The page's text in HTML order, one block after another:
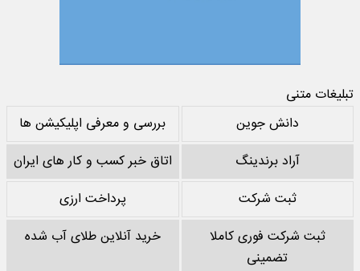
تبلیغات متنی
دانش جوین
بررسی و معرفی اپلیکیشن ها
آراد برندینگ
اتاق خبر کسب و کار های ایران
ثبت شرکت
پرداخت ارزی
ثبت شرکت فوری کاملا
تضمینی
خرید آنلاین طلای آب شده